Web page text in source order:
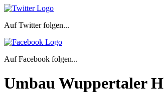
Auf Twitter folgen...
Auf Facebook folgen...
Umbau Wuppertaler